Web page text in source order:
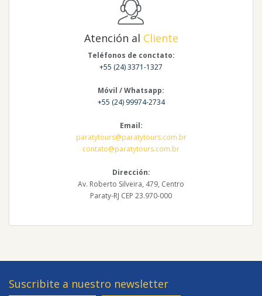
Atención al Cliente
Teléfonos de conctato:
+55 (24) 3371-1327
Móvil / Whatsapp:
+55 (24) 99974-2734
Email:
paratytours@paratytours.com.br
contato@paratytours.com.br
Dirección:
Av. Roberto Silveira, 479, Centro
Paraty-RJ CEP 23.970-000
Suscribite a nuestro newsletter